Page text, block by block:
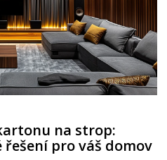
na strop:
pro váš domov